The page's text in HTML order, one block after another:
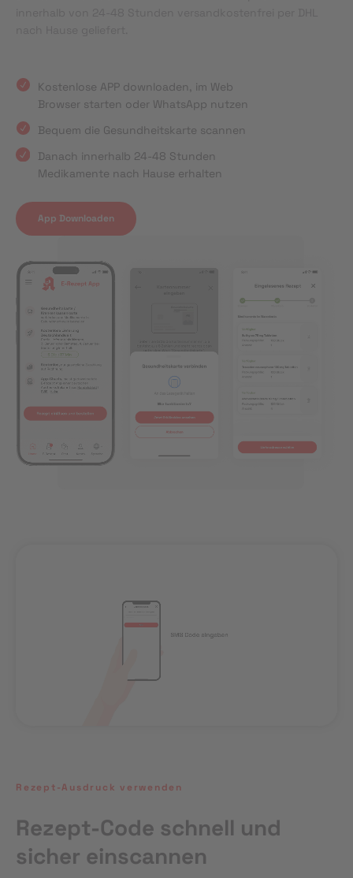
Kostenlose APP downloaden, im Web
Browser starten oder WhatsApp nutzen
Bequem die Gesundheitskarte scannen
Danach innerhalb 24-48 Stunden
Medikamente nach Hause erhalten
App Downloaden
Rezept-Ausdruck verwenden
Rezept-Code schnell und
sicher einscannen